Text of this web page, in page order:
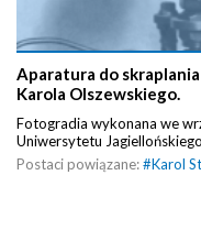
Aparatura do
Karola Olszewskiego.
Fotogradia wykonana we
Uniwersytetu
Postaci powiązane:#Karol